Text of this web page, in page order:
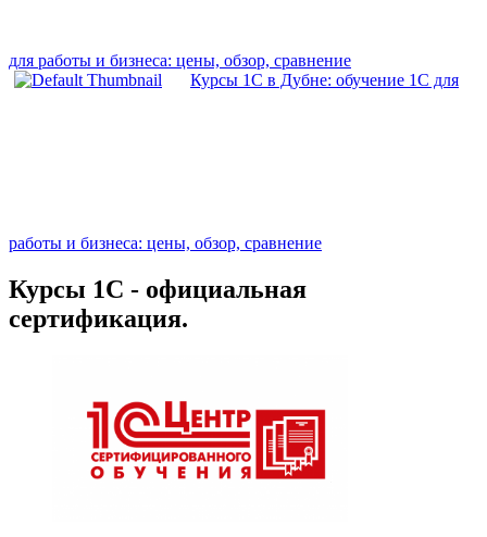
для работы и бизнеса: цены, обзор, сравнение
Курсы 1С в Дубне: обучение 1С для
работы и бизнеса: цены, обзор, сравнение
Курсы 1С - официальная
сертификация.